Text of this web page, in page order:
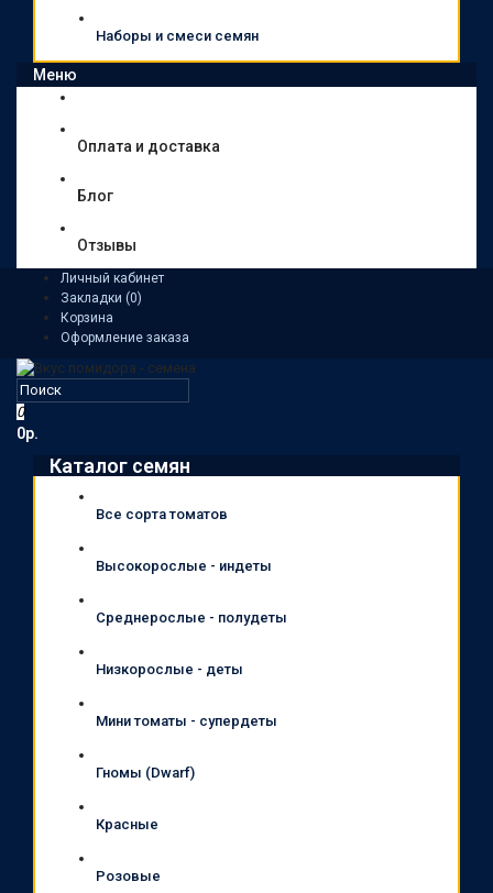
Наборы и смеси семян
Меню
Оплата и доставка
Блог
Отзывы
Личный кабинет
Закладки (0)
Корзина
Оформление заказа
0
0р.
Каталог семян
Все сорта томатов
Высокорослые - индеты
Среднерослые - полудеты
Низкорослые - деты
Мини томаты - супердеты
Гномы (Dwarf)
Красные
Розовые